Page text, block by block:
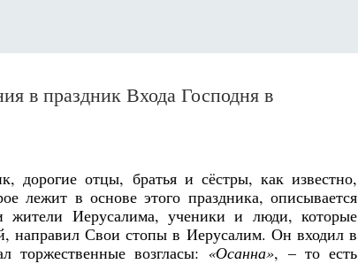
в праздник Входа Господня в
отцы, братья и сёстры, как известно,
лежит в основе этого праздника, описывается
жители Иерусалима, ученики и люди, которые
направил Свои стопы в Иерусалим. Он входил в
возгласы: «Осанна», – то есть